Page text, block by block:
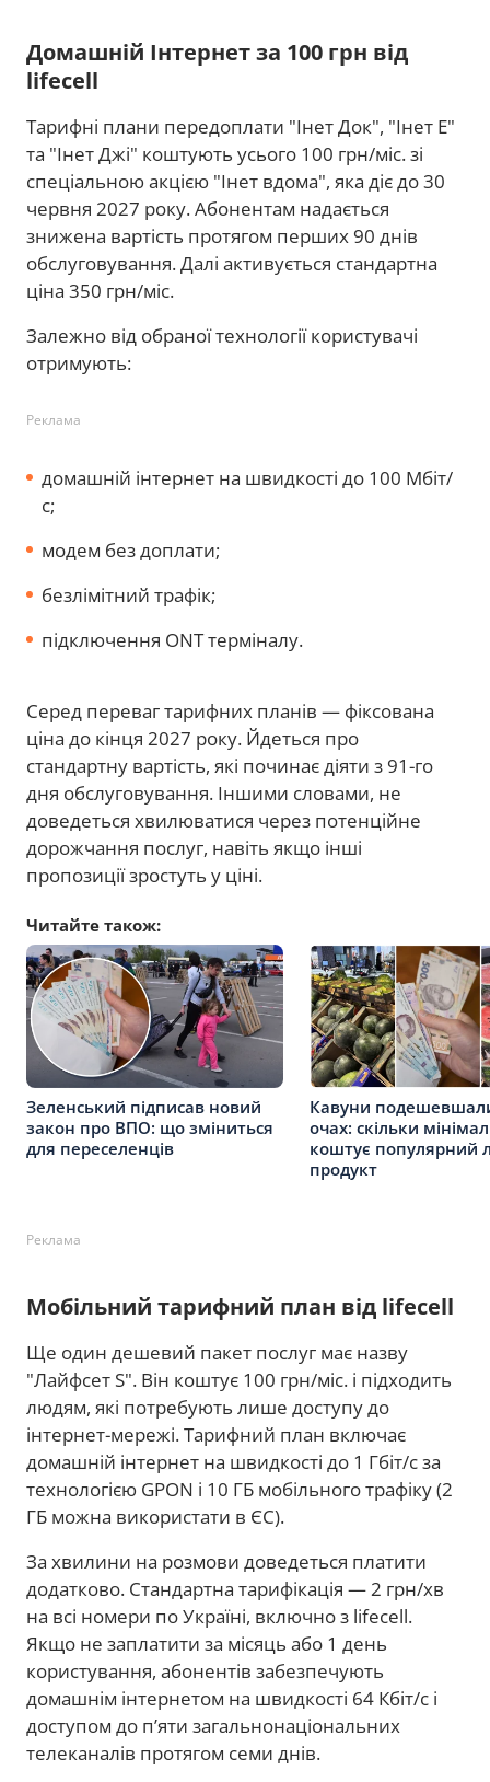
Домашній Інтернет за 100 грн від
lifecell
Тарифні плани передоплати "Iнет Док", "Інет Е"
та "Інет Джі" коштують усього 100 грн/міс. зі
спеціальною акцією "Інет вдома", яка діє до 30
червня 2027 року. Абонентам надається
знижена вартість протягом перших 90 днів
обслуговування. Далі активується стандартна
ціна 350 грн/міс.
Залежно від обраної технології користувачі
отримують:
Реклама
домашній інтернет на швидкості до 100 Мбіт/
с;
модем без доплати;
безлімітний трафік;
підключення ONT терміналу.
Серед переваг тарифних планів — фіксована
ціна до кінця 2027 року. Йдеться про
стандартну вартість, які починає діяти з 91-го
дня обслуговування. Іншими словами, не
доведеться хвилюватися через потенційне
дорожчання послуг, навіть якщо інші
пропозиції зростуть у ціні.
Читайте також:
Зеленський підписав новий
закон про ВПО: що зміниться
для переселенців
Кавуни
очах: скільки
коштує популярний
продукт
Реклама
Мобільний тарифний план від lifecell
Ще один дешевий пакет послуг має назву
"Лайфсет S". Він коштує 100 грн/міс. і підходить
людям, які потребують лише доступу до
інтернет-мережі. Тарифний план включає
домашній інтернет на швидкості до 1 Гбіт/с за
технологією GPON і 10 ГБ мобільного трафіку (2
ГБ можна використати в ЄС).
За хвилини на розмови доведеться платити
додатково. Стандартна тарифікація — 2 грн/хв
на всі номери по Україні, включно з lifecell.
Якщо не заплатити за місяць або 1 день
користування, абонентів забезпечують
домашнім інтернетом на швидкості 64 Кбіт/с і
доступом до п’яти загальнонаціональних
телеканалів протягом семи днів.